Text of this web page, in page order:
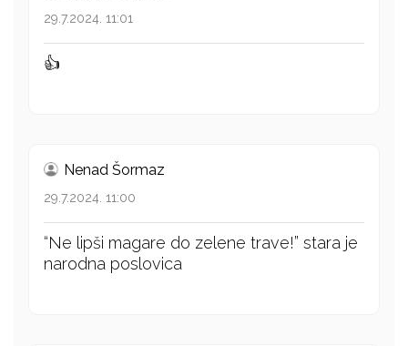
29.7.2024. 11:01
👍
Nenad Šormaz
29.7.2024. 11:00
“Ne lipši magare do zelene trave!” stara je
narodna poslovica